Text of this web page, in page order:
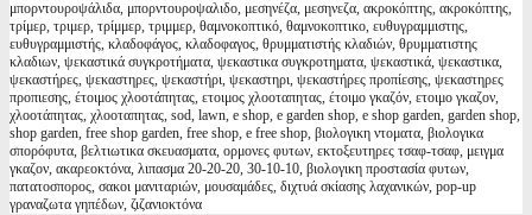
μπορντουροψάλιδα, μπορντουροψαλιδο, μεσηνέζα, μεσηνεζα, ακροκόπτης, ακροκόπτης,
τρίμερ, τριμερ, τρίμμερ, τριμμερ, θαμνοκοπτικό, θαμνοκοπτικο, ευθυγραμμιστης,
ευθυγραμμιστής, κλαδοφάγος, κλαδοφαγος, θρυμματιστής κλαδιών, θρυμματιστης
κλαδιων, ψεκαστικά συγκροτήματα, ψεκαστικα συγκροτηματα, ψεκαστικά, ψεκαστικα,
ψεκαστήρες, ψεκαστηρες, ψεκαστήρι, ψεκαστηρι, ψεκαστήρες προπίεσης, ψεκαστηρες
προπιεσης, έτοιμος χλοοτάπητας, ετοιμος χλοοταπητας, έτοιμο γκαζόν, ετοιμο γκαζον,
χλοοτάπητας, χλοοταπητας, sod, lawn, e shop, e garden shop, e shop garden, garden shop,
shop garden, free shop garden, free shop, e free shop, βιολογικη ντοματα, βιολογικα
σπορόφυτα, βελτιωτικα σκευασματα, ορμονες φυτων, εκτοξευτηρες τσαφ-τσαφ, μειγμα
γκαζον, ακαρεοκτόνα, λιπασμα 20-20-20, 30-10-10, βιολογικη προστασία φυτων,
πατατοσπορος, σακοι μανιταριών, μουσαμάδες, διχτυά σκίασης λαχανικών, pop-up
γραναζωτα γηπέδων, ζιζανιοκτόνα